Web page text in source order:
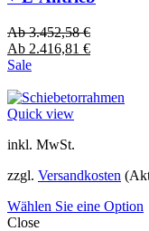
Ab3.452,58€
Ab 2.416,81 €
Sale
Quick view
inkl. MwSt.
zzgl. Versandkosten
Wählen Sie eine Option
Close